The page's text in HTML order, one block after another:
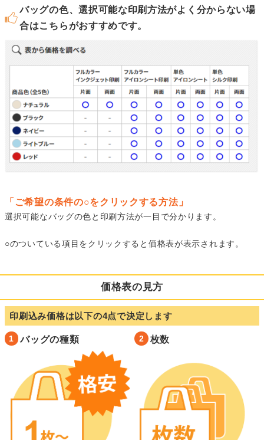
バッグの色、選択可能な印刷方法がよく分からない場
合はこちらがおすすめです。
「ご希望の条件の○をクリックする方法」
選択可能なバッグの色と印刷方法が一目で分かります。
○のついている項目をクリックすると価格表が表示されます。
価格表の見方
印刷込み価格は以下の4点で決定します
1 バッグの種類 2 枚数